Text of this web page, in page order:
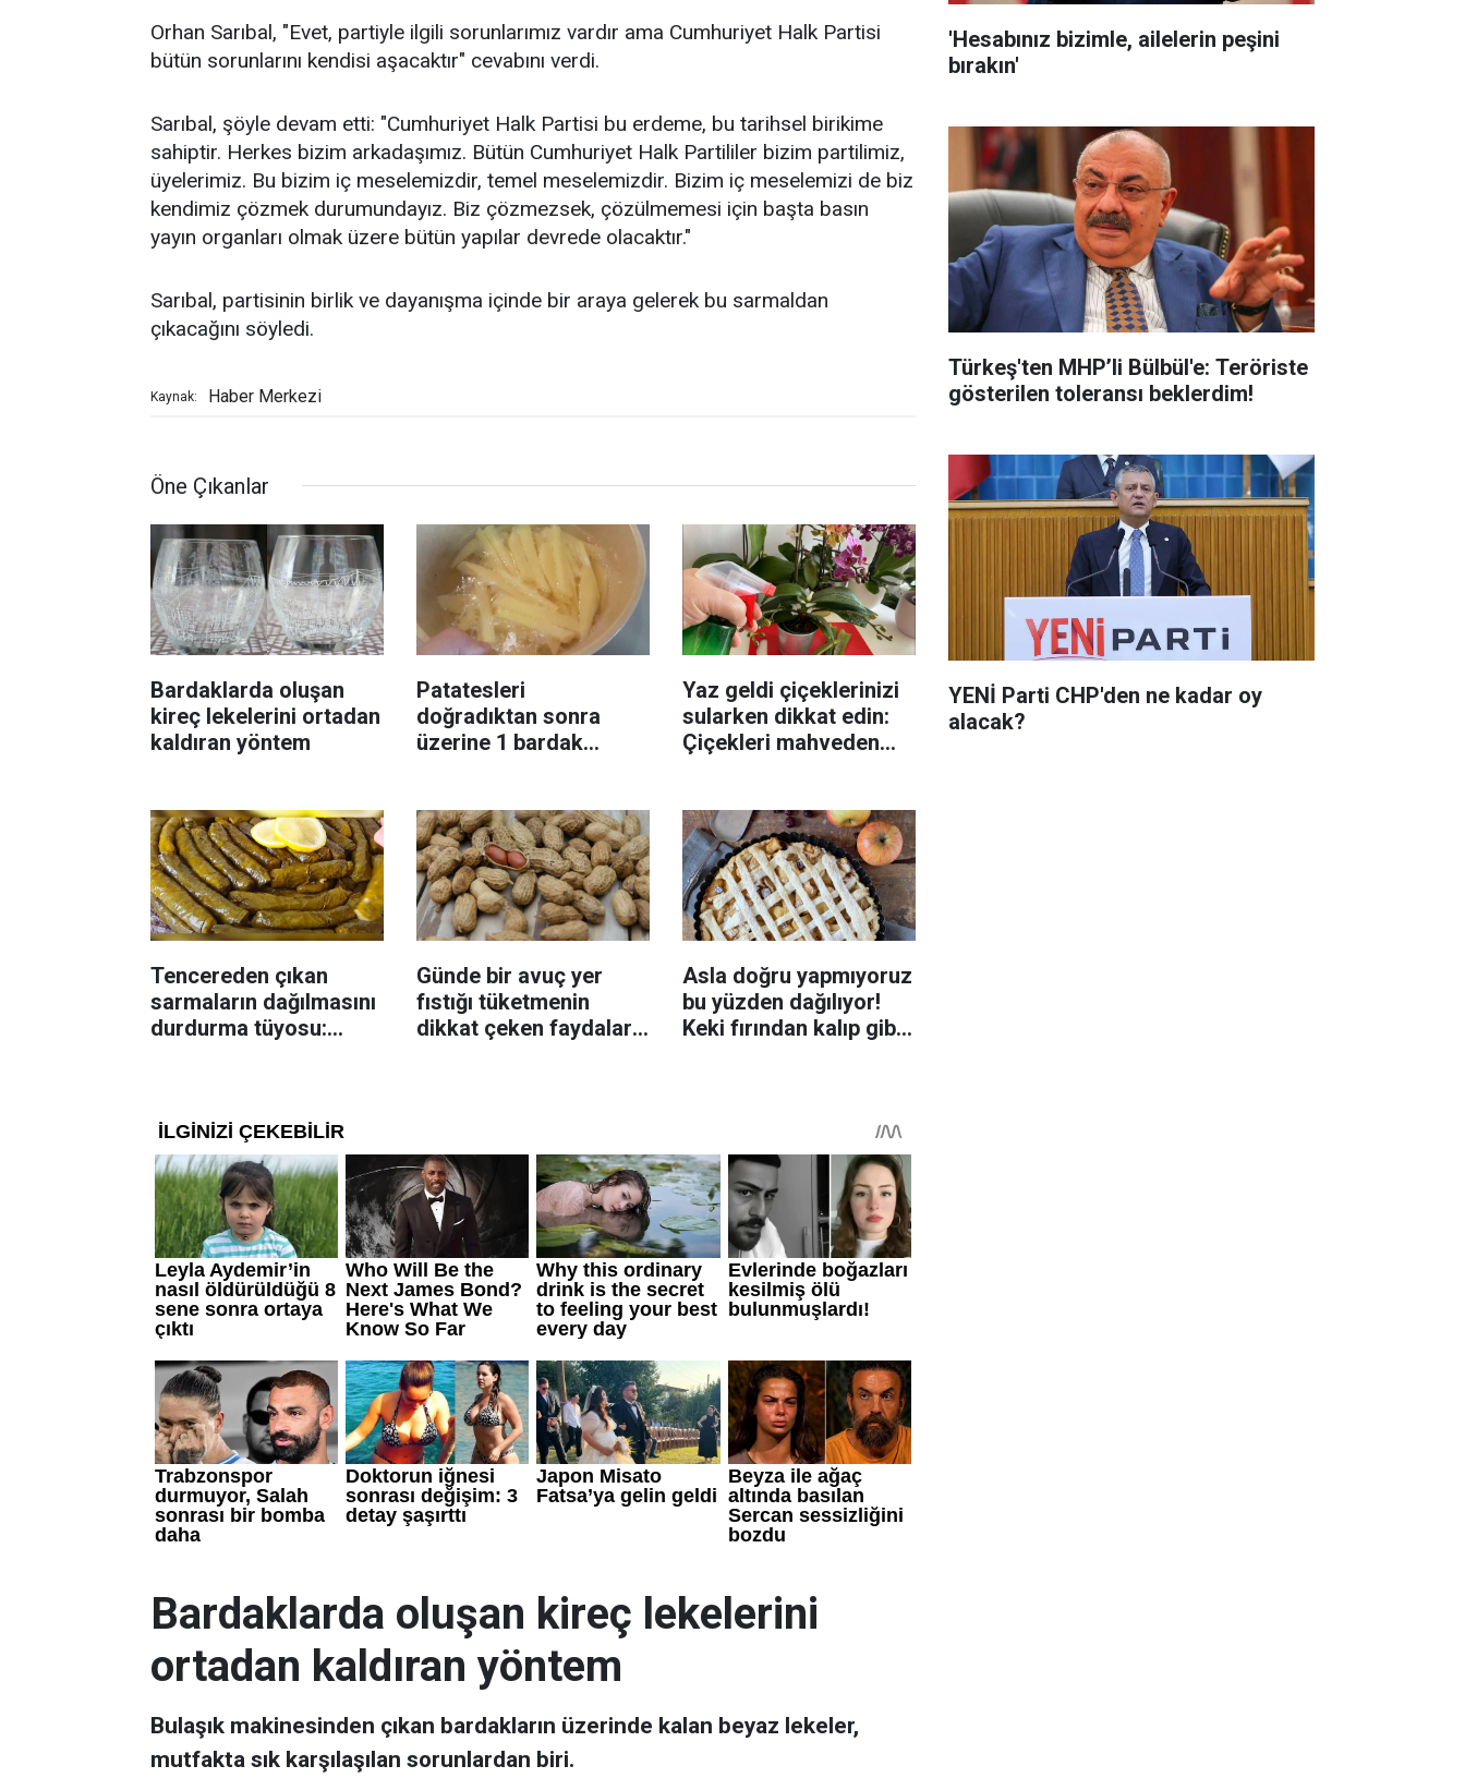
Orhan Sarıbal, "Evet, partiyle ilgili sorunlarımız vardır ama Cumhuriyet Halk Partisi
bütün sorunlarını kendisi aşacaktır" cevabını verdi.
Sarıbal, şöyle devam etti: "Cumhuriyet Halk Partisi bu erdeme, bu tarihsel birikime
sahiptir. Herkes bizim arkadaşımız. Bütün Cumhuriyet Halk Partililer bizim partilimiz,
üyelerimiz. Bu bizim iç meselemizdir, temel meselemizdir. Bizim iç meselemizi de biz
kendimiz çözmek durumundayız. Biz çözmezsek, çözülmemesi için başta basın
yayın organları olmak üzere bütün yapılar devrede olacaktır."
Sarıbal, partisinin birlik ve dayanışma içinde bir araya gelerek bu sarmaldan
çıkacağını söyledi.
Kaynak: Haber Merkezi
Öne Çıkanlar
Bardaklarda oluşan
kireç lekelerini ortadan
kaldıran yöntem
Patatesleri
doğradıktan sonra
üzerine 1 bardak
Yaz geldi çiçeklerinizi
sularken dikkat edin:
Çiçekleri mahveden
Tencereden çıkan
sarmaların dağılmasını
durdurma tüyosu:
Günde bir avuç yer
fıstığı tüketmenin
dikkat çeken faydaları:
Asla doğru yapmıyoruz
bu yüzden dağılıyor!
Keki fırından kalıp gibi
'Hesabınız bizimle, ailelerin peşini
bırakın'
Türkeş'ten MHP’li Bülbül'e: Teröriste
gösterilen toleransı beklerdim!
YENİ Parti CHP'den ne kadar oy
alacak?
Bardaklarda oluşan kireç lekelerini
ortadan kaldıran yöntem
Bulaşık makinesinden çıkan bardakların üzerinde kalan beyaz lekeler,
mutfakta sık karşılaşılan sorunlardan biri.